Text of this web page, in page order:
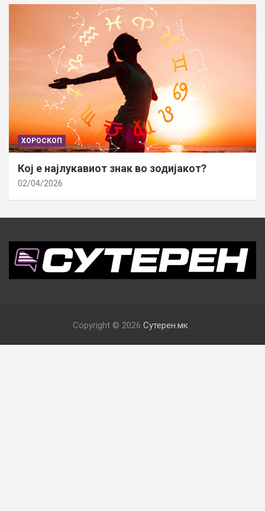
ХОРОСКОП
Кој е најлукавиот знак во зодијакот?
02/04/2026
Copyright © 2026 Сутерен.мк